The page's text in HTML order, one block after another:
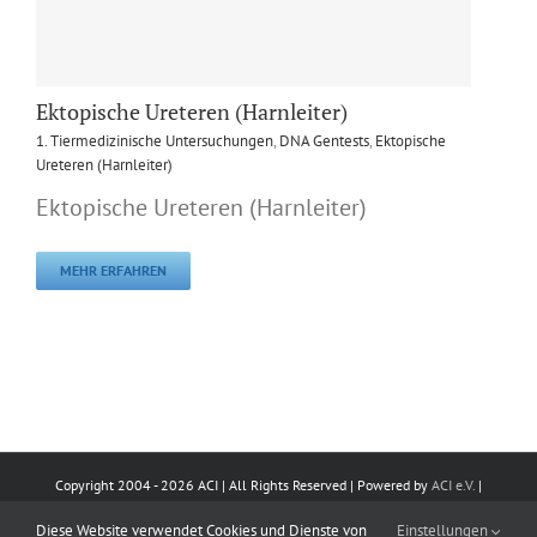
Ektopische Ureteren (Harnleiter)
1. Tiermedizinische Untersuchungen, DNA Gentests, Ektopische
Ureteren (Harnleiter)
Ektopische Ureteren (Harnleiter)
MEHR ERFAHREN
Copyright 2004 -2026 ACI | All Rights Reserved | Powered by ACI e.V. |
Diese Website verwendet Cookies und Dienste von Einstellungen